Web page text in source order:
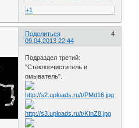
+1
Поделиться
4
09.04.2013 22:44
Подраздел третий:
"Стеклоочиститель и
омыватель".